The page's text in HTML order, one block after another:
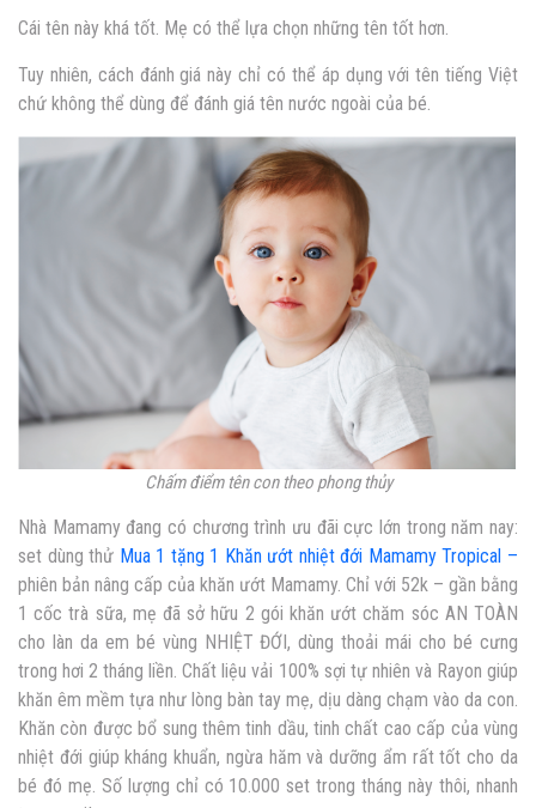
Cái tên này khá tốt. Mẹ có thể lựa chọn những tên tốt hơn.
Tuy nhiên, cách đánh giá này chỉ có thể áp dụng với tên tiếng Việt
chứ không thể dùng để đánh giá tên nước ngoài của bé.
Chấm điểm tên con theo phong thủy
Nhà Mamamy đang có chương trình ưu đãi cực lớn trong năm nay:
set dùng thử Mua 1 tặng 1 Khăn ướt nhiệt đới Mamamy Tropical –
phiên bản nâng cấp của khăn ướt Mamamy. Chỉ với 52k – gần bằng
1 cốc trà sữa, mẹ đã sở hữu 2 gói khăn ướt chăm sóc AN TOÀN
cho làn da em bé vùng NHIỆT ĐỚI, dùng thoải mái cho bé cưng
trong hơi 2 tháng liền. Chất liệu vải 100% sợi tự nhiên và Rayon giúp
khăn êm mềm tựa như lòng bàn tay mẹ, dịu dàng chạm vào da con.
Khăn còn được bổ sung thêm tinh dầu, tinh chất cao cấp của vùng
nhiệt đới giúp kháng khuẩn, ngừa hăm và dưỡng ẩm rất tốt cho da
bé đó mẹ. Số lượng chỉ có 10.000 set trong tháng này thôi, nhanh